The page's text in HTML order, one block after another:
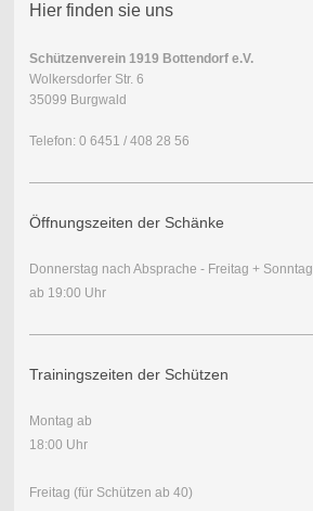
Hier finden sie uns
Schützenverein 1919 Bottendorf e.V.
Wolkersdorfer Str. 6
35099 Burgwald
Telefon: 0 6451 / 408 28 56
Öffnungszeiten der Schänke
Donnerstag nach Absprache - Freitag + Sonntag
ab 19:00 Uhr
Trainingszeiten der Schützen
Montag ab
18:00 Uhr
Freitag (für Schützen ab 40)